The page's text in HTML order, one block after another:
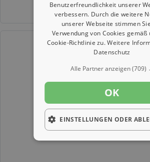
★
Benutzerfreundlichkeit unserer
verbessern. Durch die weitere
unserer Webseite stimmen
Verwendung von Cookies gemäß
Cookie-Richtlinie zu.Weitere
Datenschutz
Alle Partner anzeigen(709)
OK
EINSTELLUNGEN ODER